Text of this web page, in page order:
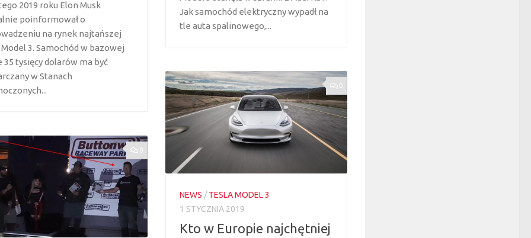
2019 roku Elon Musk
poinformował o
na rynek najtańszej
3. Samochód w bazowej
35 tysięcy dolarów ma być
w Stanach
Jak samochód elektryczny wypadł na
tle auta spalinowego,...
0
NEWS /TESLA MODEL 3
1 STYCZNIA 2019
Kto w Europie najchętniej
0